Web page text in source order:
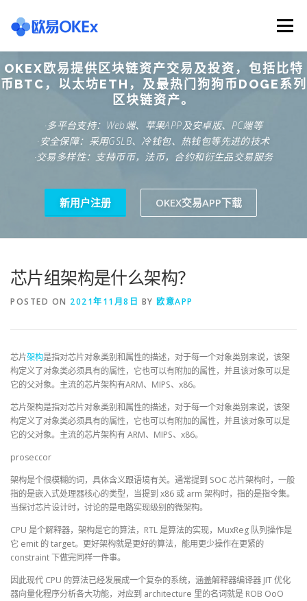
content
Menu
欧意交易所 关于欧意OKX 欧意APP下载
欧意注册网址 欧意交易下载 欧意团队
OKEX欧易提供区块链资产交易及投资，包括比特
币BTC，以太坊ETH，及最热门狗狗币DOGE系列
区块链资产。
·多平台支持：Web端、苹果APP及安卓版、PC端等
·安全保障：采用GSLB、冷钱包、热钱包等先进的技术
·交易多样性：支持币币，法币，合约和衍生品交易服务
新用户注册 OKEX交易APP下载
芯片组架构是什么架构？
POSTED ON 2021年11月8日 BY 欧意APP
芯片架构是指对芯片对象类别和属性的描述，对于每一个对象类别来说，该架
构定义了对象类必须具有的属性，它也可以有附加的属性，并且该对象可以是
它的父对象。主流的芯片架构有ARM、MIPS、x86。
芯片架构是指对芯片对象类别和属性的描述，对于每一个对象类别来说，该架
构定义了对象类必须具有的属性，它也可以有附加的属性，并且该对象可以是
它的父对象。主流的芯片架构有 ARM、MIPS、x86。
proseccor
架构是个很模糊的词，具体含义跟语境有关。通常提到 SOC 芯片架构时，一般
指的是嵌入式处理器核心的类型，当提到 x86 或 arm 架构时，指的是指令集。
当探讨芯片设计时，讨论的是电路实现级别的微架构。
CPU 是个解释器，架构是它的算法，RTL 是算法的实现，MuxReg 队列操作是
它 emit 的 target。更好架构就是更好的算法，能用更少操作在更紧的
constraint 下做完同样一件事。
因此现代 CPU 的算法已经发展成一个复杂的系统，涵盖解释器编译器 JIT 优化
器向量化程序分析各大功能，对应到 architecture 里的名词就是 ROB OoO